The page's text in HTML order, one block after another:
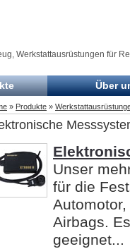
Werkstattausrüstungen für
Über
» Produkte »
Unser
für die
Airbags.
geeignet...